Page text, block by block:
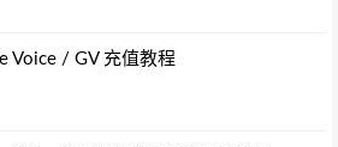
Voice / GV 充值教程